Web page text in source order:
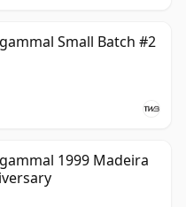
Small Batch #2
1999 Madeira